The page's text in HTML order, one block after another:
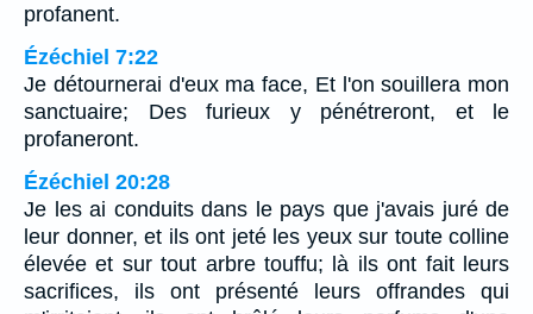
profanent.
Ézéchiel 7:22
Je détournerai d'eux ma face, Et l'on souillera mon
sanctuaire; Des furieux y pénétreront, et le
profaneront.
Ézéchiel 20:28
Je les ai conduits dans le pays que j'avais juré de
leur donner, et ils ont jeté les yeux sur toute colline
élevée et sur tout arbre touffu; là ils ont fait leurs
sacrifices, ils ont présenté leurs offrandes qui